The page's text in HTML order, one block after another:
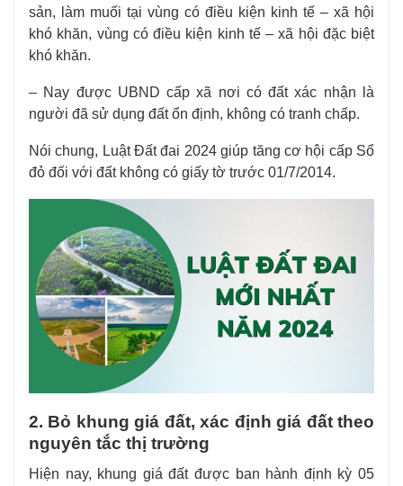
sản, làm muối tại vùng có điều kiện kinh tế – xã hội
khó khăn, vùng có điều kiện kinh tế – xã hội đặc biệt
khó khăn.
– Nay được UBND cấp xã nơi có đất xác nhận là
người đã sử dụng đất ổn định, không có tranh chấp.
Nói chung, Luật Đất đai 2024 giúp tăng cơ hội cấp Sổ
đỏ đối với đất không có giấy tờ trước 01/7/2014.
2. Bỏ khung giá đất, xác định giá đất theo
nguyên tắc thị trường
Hiện nay, khung giá đất được ban hành định kỳ 05